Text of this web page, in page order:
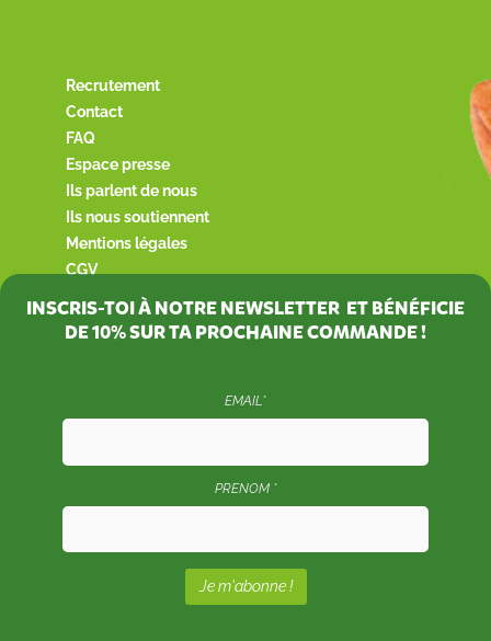
Recrutement
Contact
FAQ
Espace presse
Ils parlent de nous
Ils nous soutiennent
Mentions légales
CGV
INSCRIS-TOI À NOTRE NEWSLETTER ET BÉNÉFICIE
DE10%SUR TA PROCHAINE COMMANDE !
EMAIL*
PRENOM *